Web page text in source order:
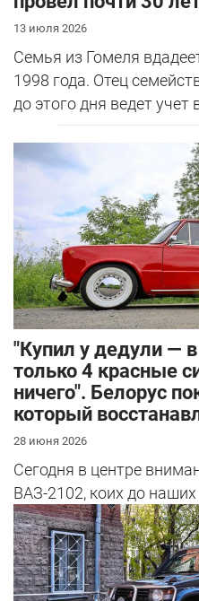
13 июля 2026
Семья из Гомеля
1998 года. Отец
до этого дня ведет учет
"Купил у дедули —
только 4 красные
ничего". Белорус
который
28 июня 2026
Сегодня в центре
ВАЗ-2102, коих до